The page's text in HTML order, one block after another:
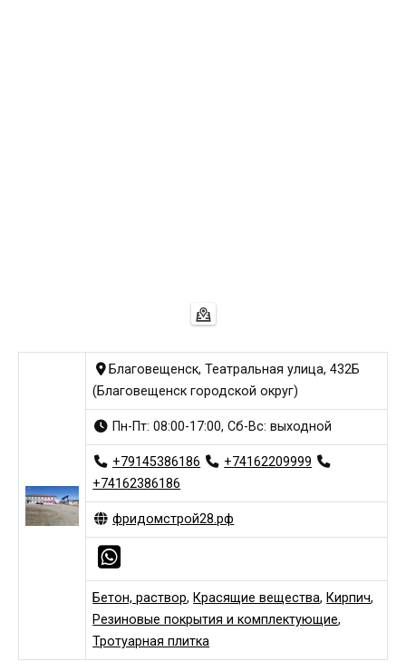
Благовещенск, Театральная улица, 432Б
(Благовещенск городской округ)
Пн-Пт: 08:00-17:00, Сб-Вс: выходной
+79145386186
+74162209999
+74162386186
фридомстрой28.рф
Бетон, раствор, Красящие вещества, Кирпич,
Резиновые покрытия и комплектующие,
Тротуарная плитка